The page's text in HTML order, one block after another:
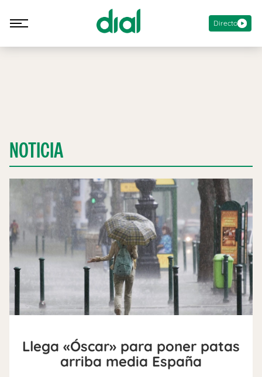
Directo
NOTICIA
Llega «Óscar» para poner patas
arriba media España